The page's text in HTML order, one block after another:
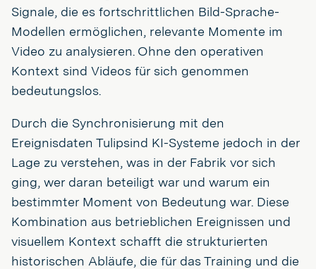
Signale, die es fortschrittlichen Bild-Sprache-
Modellen ermöglichen, relevante Momente im
Video zu analysieren. Ohne den operativen
Kontext sind Videos für sich genommen
bedeutungslos.
Durch die Synchronisierung mit den
Ereignisdaten Tulipsind KI-Systeme jedoch in der
Lage zu verstehen, was in der Fabrik vor sich
ging, wer daran beteiligt war und warum ein
bestimmter Moment von Bedeutung war. Diese
Kombination aus betrieblichen Ereignissen und
visuellem Kontext schafft die strukturierten
historischen Abläufe, die für das Training und die